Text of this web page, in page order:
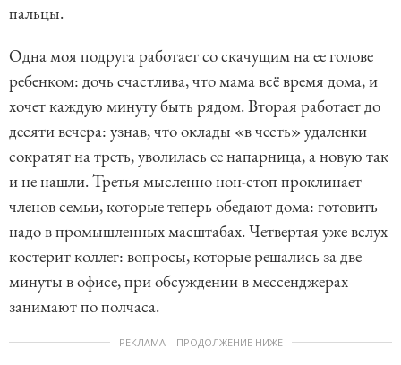
пальцы.
Одна моя подруга работает со скачущим на ее голове
ребенком: дочь счастлива, что мама всё время дома, и
хочет каждую минуту быть рядом. Вторая работает до
десяти вечера: узнав, что оклады «в честь» удаленки
сократят на треть, уволилась ее напарница, а новую так
и не нашли. Третья мысленно нон-стоп проклинает
членов семьи, которые теперь обедают дома: готовить
надо в промышленных масштабах. Четвертая уже вслух
костерит коллег: вопросы, которые решались за две
минуты в офисе, при обсуждении в мессенджерах
занимают по полчаса.
РЕКЛАМА – ПРОДОЛЖЕНИЕ НИЖЕ